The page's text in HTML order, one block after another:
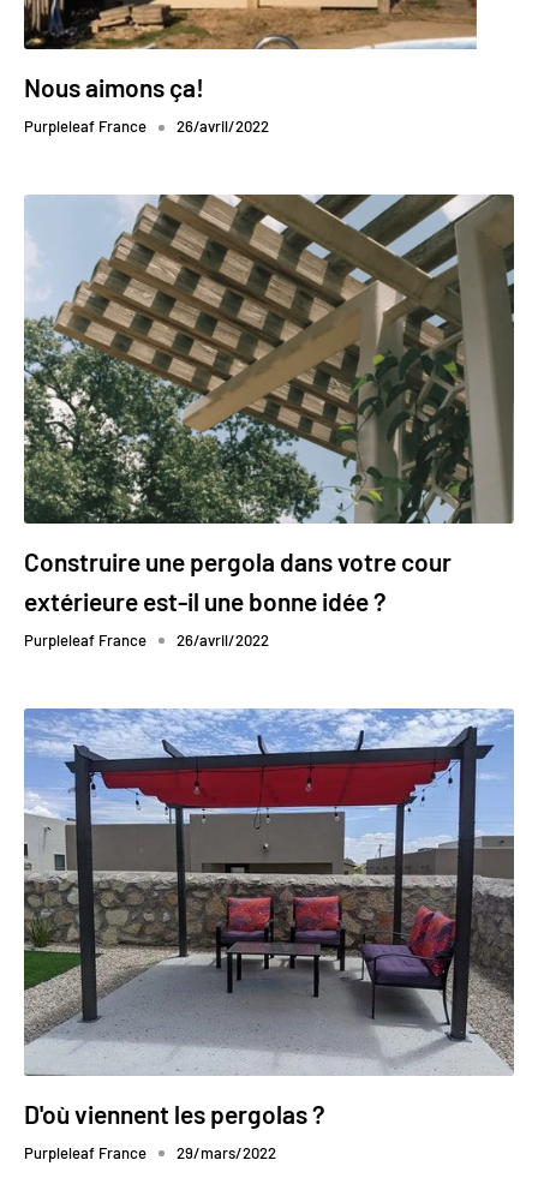
Nous aimons ça!
Purpleleaf France 26/avril/2022
Construire une pergola dans votre cour
extérieure est-il une bonne idée ?
Purpleleaf France 26/avril/2022
D'où viennent les pergolas ?
Purpleleaf France 29/mars/2022